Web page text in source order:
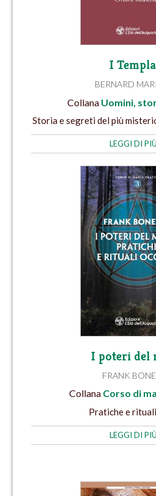
I
BERNARD
Collana Uomini,
Storia e segreti del più
LEGGI DI PIÙ
I poteri del
FRANK
Collana Corso di
Pratiche e
LEGGI DI PIÙ